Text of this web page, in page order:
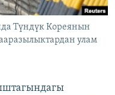
Түндүк Кореянын
улам